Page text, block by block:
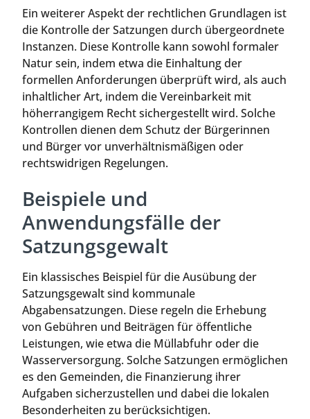
Ein weiterer Aspekt der rechtlichen Grundlagen ist
die Kontrolle der Satzungen durch übergeordnete
Instanzen. Diese Kontrolle kann sowohl formaler
Natur sein, indem etwa die Einhaltung der
formellen Anforderungen überprüft wird, als auch
inhaltlicher Art, indem die Vereinbarkeit mit
höherrangigem Recht sichergestellt wird. Solche
Kontrollen dienen dem Schutz der Bürgerinnen
und Bürger vor unverhältnismäßigen oder
rechtswidrigen Regelungen.
Beispiele und
Anwendungsfälle der
Satzungsgewalt
Ein klassisches Beispiel für die Ausübung der
Satzungsgewalt sind kommunale
Abgabensatzungen. Diese regeln die Erhebung
von Gebühren und Beiträgen für öffentliche
Leistungen, wie etwa die Müllabfuhr oder die
Wasserversorgung. Solche Satzungen ermöglichen
es den Gemeinden, die Finanzierung ihrer
Aufgaben sicherzustellen und dabei die lokalen
Besonderheiten zu berücksichtigen.